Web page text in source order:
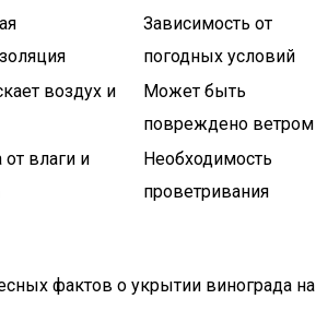
Зависимость от
погодных условий
воздух и
Может быть
повреждено ветром
влаги и
Необходимость
проветривания
фактов о укрытии винограда на